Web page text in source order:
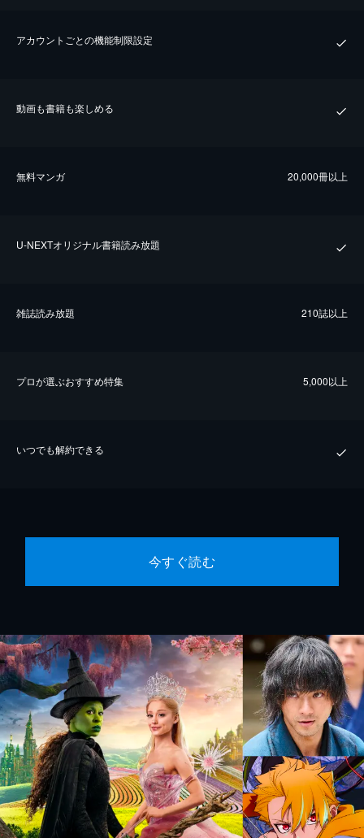
アカウントごとの機能制限設定
動画も書籍も楽しめる
無料マンガ 20,000冊以上
U-NEXTオリジナル書籍読み放題
雑誌読み放題 210誌以上
プロが選ぶおすすめ特集 5,000以上
いつでも解約できる
今すぐ読む